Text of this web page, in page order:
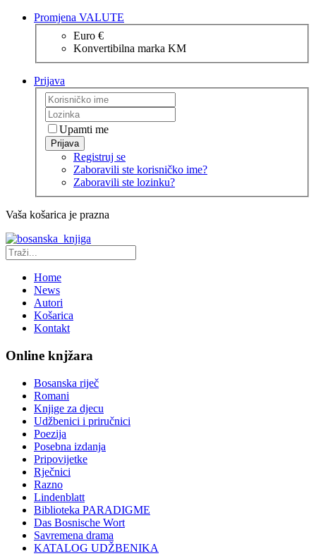
Promjena VALUTE
Euro €
Konvertibilna marka KM
Prijava
Upamti me
Prijava
Registruj se
Zaboravili ste korisničko ime?
Zaboravili ste lozinku?
Vaša košarica je prazna
Home
News
Autori
Košarica
Kontakt
Online knjžara
Bosanska riječ
Romani
Knjige za djecu
Udžbenici i priručnici
Poezija
Posebna izdanja
Pripovijetke
Rječnici
Razno
Lindenblatt
Biblioteka PARADIGME
Das Bosnische Wort
Savremena drama
KATALOG UDŽBENIKA